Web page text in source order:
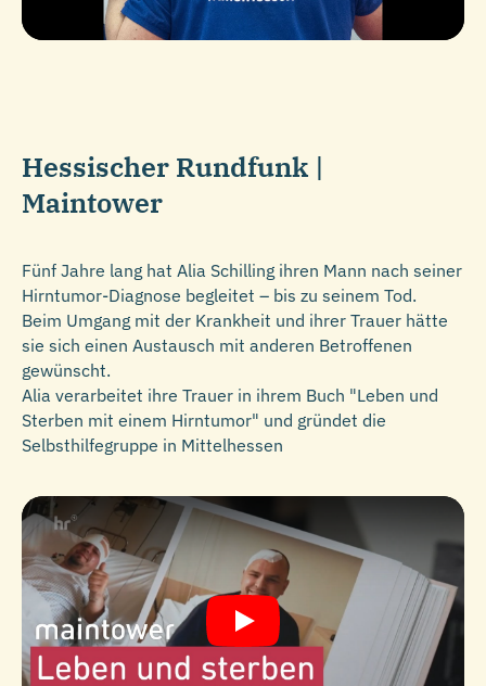
Hessischer Rundfunk |
Maintower
Fünf Jahre lang hat Alia Schilling ihren Mann nach seiner
Hirntumor-Diagnose begleitet – bis zu seinem Tod.
Beim Umgang mit der Krankheit und ihrer Trauer hätte
sie sich einen Austausch mit anderen Betroffenen
gewünscht.
Alia verarbeitet ihre Trauer in ihrem Buch "Leben und
Sterben mit einem Hirntumor" und gründet die
Selbsthilfegruppe in Mittelhessen
Play